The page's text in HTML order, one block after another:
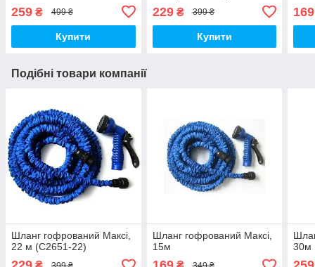
259 ₴ 499 ₴
Купити
229₴ 399 ₴
Купити
169
Подібні товари компанії
Шланг гофрований Максі,
22 м (C2651-22)
Шланг гофрований Максі,
15м
30м